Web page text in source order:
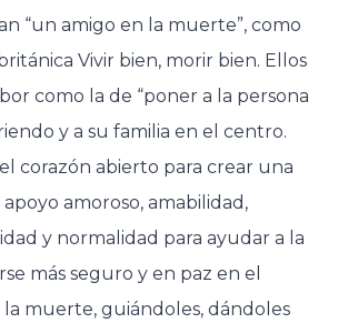
“un amigo en la muerte”, como
Vivir bien, morir bien. Ellos
como la de “poner a la persona
y a su familia en el centro.
corazón abierto para crear una
amoroso, amabilidad,
y normalidad para ayudar a la
más seguro y en paz en el
muerte, guiándoles, dándoles